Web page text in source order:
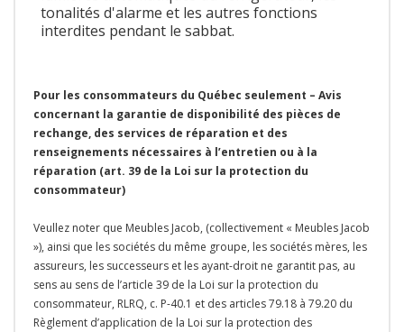
tonalités d'alarme et les autres fonctions
interdites pendant le sabbat.
Pour les consommateurs du Québec seulement – Avis
concernant la garantie de disponibilité des pièces de
rechange, des services de réparation et des
renseignements nécessaires à l’entretien ou à la
réparation (art. 39 de la Loi sur la protection du
consommateur)
Veullez noter que Meubles Jacob, (collectivement « Meubles Jacob
»), ainsi que les sociétés du même groupe, les sociétés mères, les
assureurs, les successeurs et les ayant-droit ne garantit pas, au
sens au sens de l’article 39 de la Loi sur la protection du
consommateur, RLRQ, c. P-40.1 et des articles 79.18 à 79.20 du
Règlement d’application de la Loi sur la protection des